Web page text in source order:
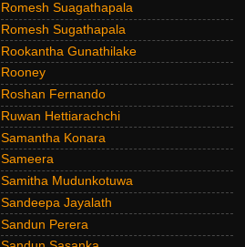
Romesh Suagathapala
Romesh Sugathapala
Rookantha Gunathilake
Rooney
Roshan Fernando
Ruwan Hettiarachchi
Samantha Konara
Sameera
Samitha Mudunkotuwa
Sandeepa Jayalath
Sandun Perera